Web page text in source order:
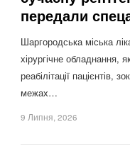
передали
Шаргородська міська
хірургічне обладнання,
реабілітації пацієнтів,
межах…
9 Липня, 2026